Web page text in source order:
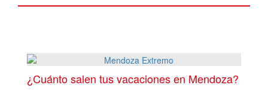
¿Cuánto salen tus vacaciones en Mendoza?